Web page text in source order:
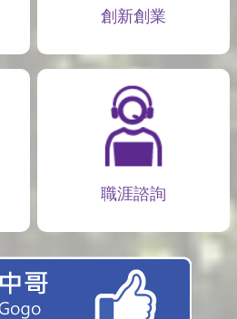
創新創業
職涯諮詢